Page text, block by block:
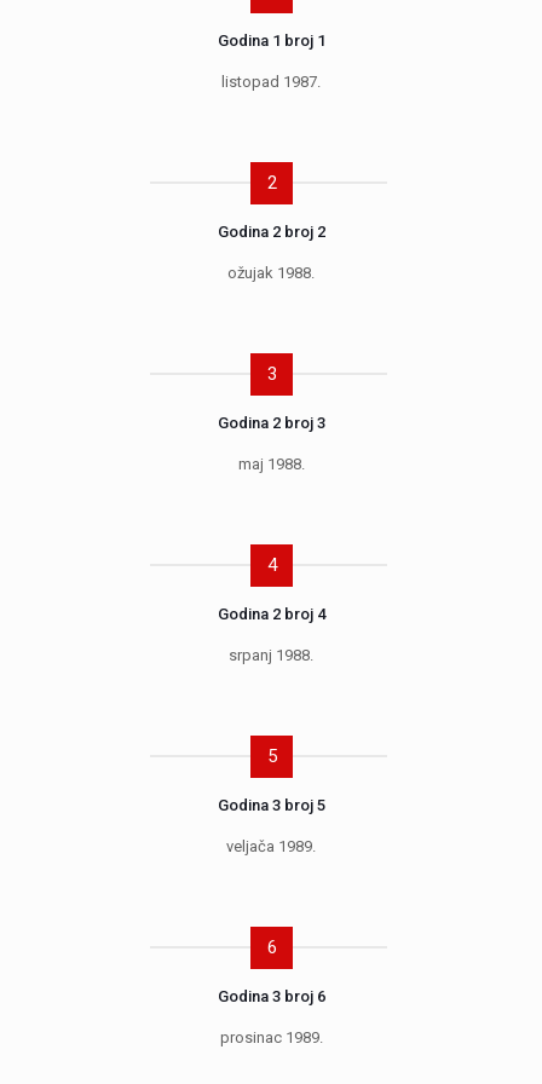
Godina 1 broj 1
listopad 1987.
2
Godina 2 broj 2
ožujak 1988.
3
Godina 2 broj 3
maj 1988.
4
Godina 2 broj 4
srpanj 1988.
5
Godina 3 broj 5
veljača 1989.
6
Godina 3 broj 6
prosinac 1989.